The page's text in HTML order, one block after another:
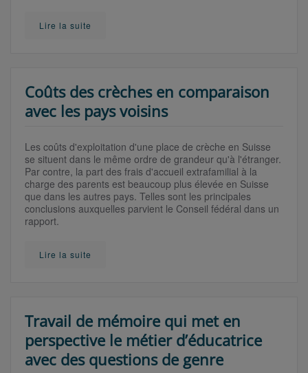
Lire la suite
Coûts des crèches en comparaison
avec les pays voisins
Les coûts d'exploitation d'une place de crèche en Suisse
se situent dans le même ordre de grandeur qu'à l'étranger.
Par contre, la part des frais d'accueil extrafamilial à la
charge des parents est beaucoup plus élevée en Suisse
que dans les autres pays. Telles sont les principales
conclusions auxquelles parvient le Conseil fédéral dans un
rapport.
Lire la suite
Travail de mémoire qui met en
perspective le métier d’éducatrice
avec des questions de genre